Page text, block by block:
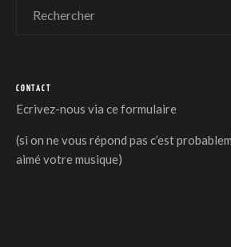
CONTACT
Ecrivez-nous via ce formulaire
(si on ne vous répond pas c’est
aimé votre musique)